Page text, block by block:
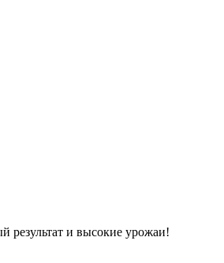
результат и высокие урожаи!